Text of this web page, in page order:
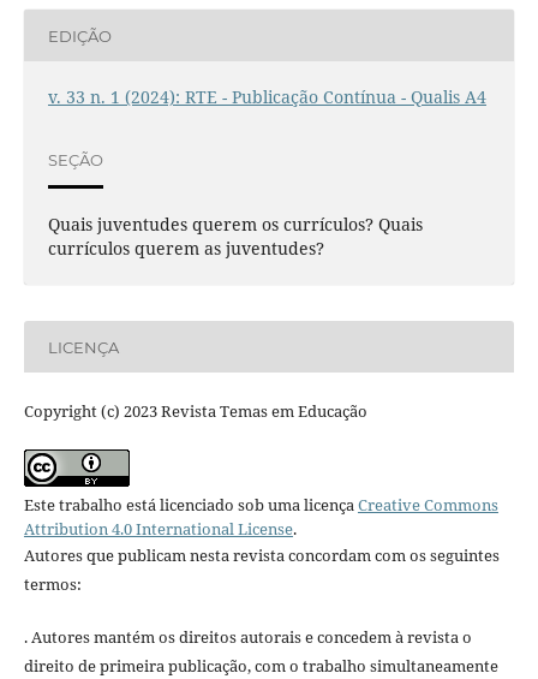
EDIÇÃO
v. 33 n. 1 (2024): RTE - Publicação Contínua - Qualis A4
SEÇÃO
Quais juventudes querem os currículos? Quais
currículos querem as juventudes?
LICENÇA
Copyright (c) 2023 Revista Temas em Educação
Este trabalho está licenciado sob uma licençaCreative Commons
Attribution 4.0 International License.
Autores que publicam nesta revista concordam com os seguintes
termos:
. Autores mantém os direitos autorais e concedem à revista o
direito de primeira publicação, com o trabalho simultaneamente